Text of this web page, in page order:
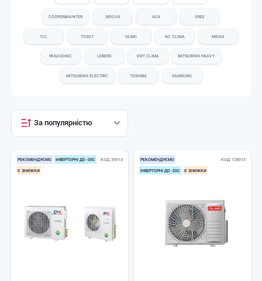
COOPER&HUNTER SKYLUX AUX GREE
TCL TOSOT OLMO NC CLIMA MIDEA
PANASONIC LEBERG EWT CLIMA MITSUBISHI HEAVY
MITSUBISHI ELECTRIC TOSHIBA SAMSUNG
За популярністю
РЕКОМЕНДУЄМО ІНВЕРТОРНІ ДО -30С
Є ЗНИЖКИ
КОД 39013 РЕКОМЕНДУЄМО
ІНВЕРТОРНІ ДО -20С Є ЗНИЖКИ
КОД 128013